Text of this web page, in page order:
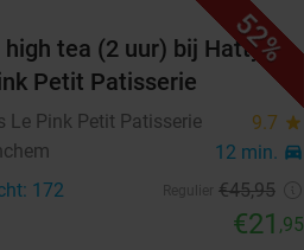
52%
high tea (2 uur) bij Hatty's
Petit Patisserie
Le Pink Petit Patisserie 9.7 star
12 min. directions_car
172 €45,95
€21 ,95